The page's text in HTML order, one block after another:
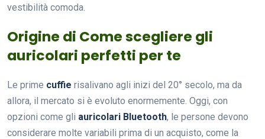
vestibilità comoda.
Origine di Come scegliere gli
auricolari perfetti per te
Le prime cuffie risalivano agli inizi del 20° secolo, ma da
allora, il mercato si è evoluto enormemente. Oggi, con
opzioni come gli auricolari Bluetooth, le persone devono
considerare molte variabili prima di un acquisto, come la